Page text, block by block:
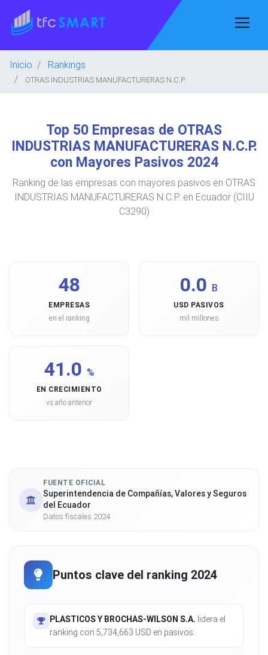
Inicio Rankings
OTRAS INDUSTRIAS MANUFACTURERAS N.C.P.
Top 50 Empresas de OTRAS
INDUSTRIAS MANUFACTURERAS N.C.P.
con Mayores Pasivos 2024
Ranking de las empresas con mayores pasivos en OTRAS
INDUSTRIAS MANUFACTURERAS N.C.P. en Ecuador (CIIU
C3290)
48
EMPRESAS
en el ranking
0.0 B
USD PASIVOS
mil millones
41.0 %
EN CRECIMIENTO
vs año anterior
FUENTE OFICIAL
Superintendencia de Compañías, Valores y Seguros
del Ecuador
Datos fiscales 2024
Puntos clave del ranking 2024
PLASTICOS Y BROCHAS-WILSON S.A. lidera el
ranking con 5,734,663 USD en pasivos.